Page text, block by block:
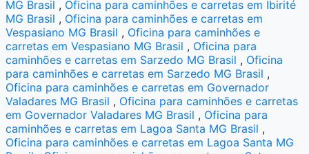
MG Brasil , Oficina para caminhões e carretas em Ibirité
MG Brasil , Oficina para caminhões e carretas em
Vespasiano MG Brasil , Oficina para caminhões e
carretas em Vespasiano MG Brasil , Oficina para
caminhões e carretas em Sarzedo MG Brasil , Oficina
para caminhões e carretas em Sarzedo MG Brasil ,
Oficina para caminhões e carretas em Governador
Valadares MG Brasil , Oficina para caminhões e carretas
em Governador Valadares MG Brasil , Oficina para
caminhões e carretas em Lagoa Santa MG Brasil ,
Oficina para caminhões e carretas em Lagoa Santa MG